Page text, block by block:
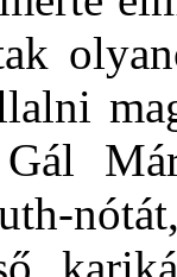
Gál